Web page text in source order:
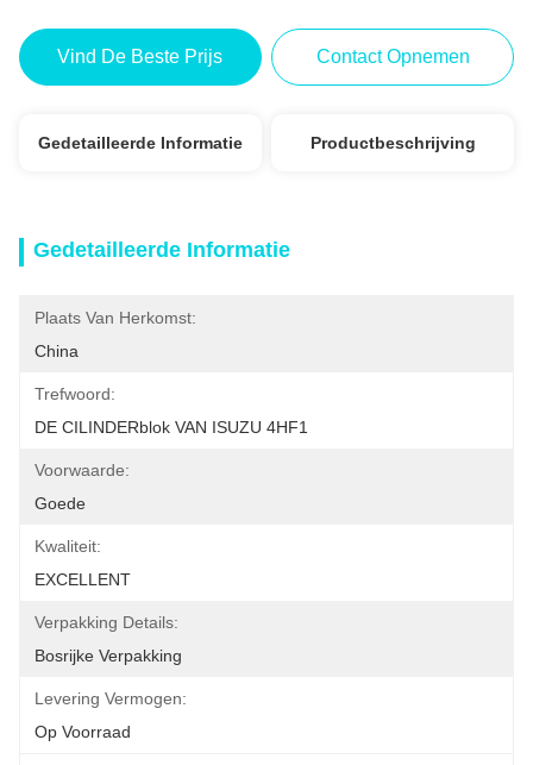
Vind De Beste Prijs Contact Opnemen
Gedetailleerde Informatie Productbeschrijving
Gedetailleerde Informatie
Plaats Van Herkomst:
China
Trefwoord:
DE CILINDERblok VAN ISUZU 4HF1
Voorwaarde:
Goede
Kwaliteit:
EXCELLENT
Verpakking Details:
Bosrijke Verpakking
Levering Vermogen:
Op Voorraad